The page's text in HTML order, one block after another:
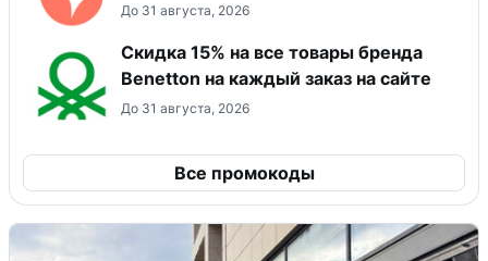
До 31 августа, 2026
Скидка 15% на все товары бренда
Benetton на каждый заказ на сайте
До 31 августа, 2026
Все промокоды